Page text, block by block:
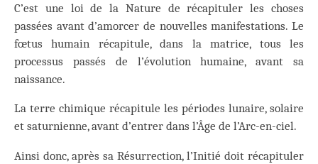
C’est une loi de la Nature de récapituler les choses
passées avant d’amorcer de nouvelles manifestations. Le
fœtus humain récapitule, dans la matrice, tous les
processus passés de l’évolution humaine, avant sa
naissance.
La terre chimique récapitule les périodes lunaire, solaire
et saturnienne, avant d’entrer dans l’Âge de l’Arc-en-ciel.
Ainsi donc, après sa Résurrection, l’Initié doit récapituler